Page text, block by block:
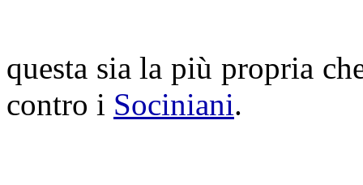
questa sia la più propria
contro i Sociniani.